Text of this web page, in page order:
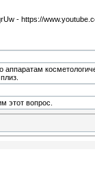
- https://
этот вопрос.